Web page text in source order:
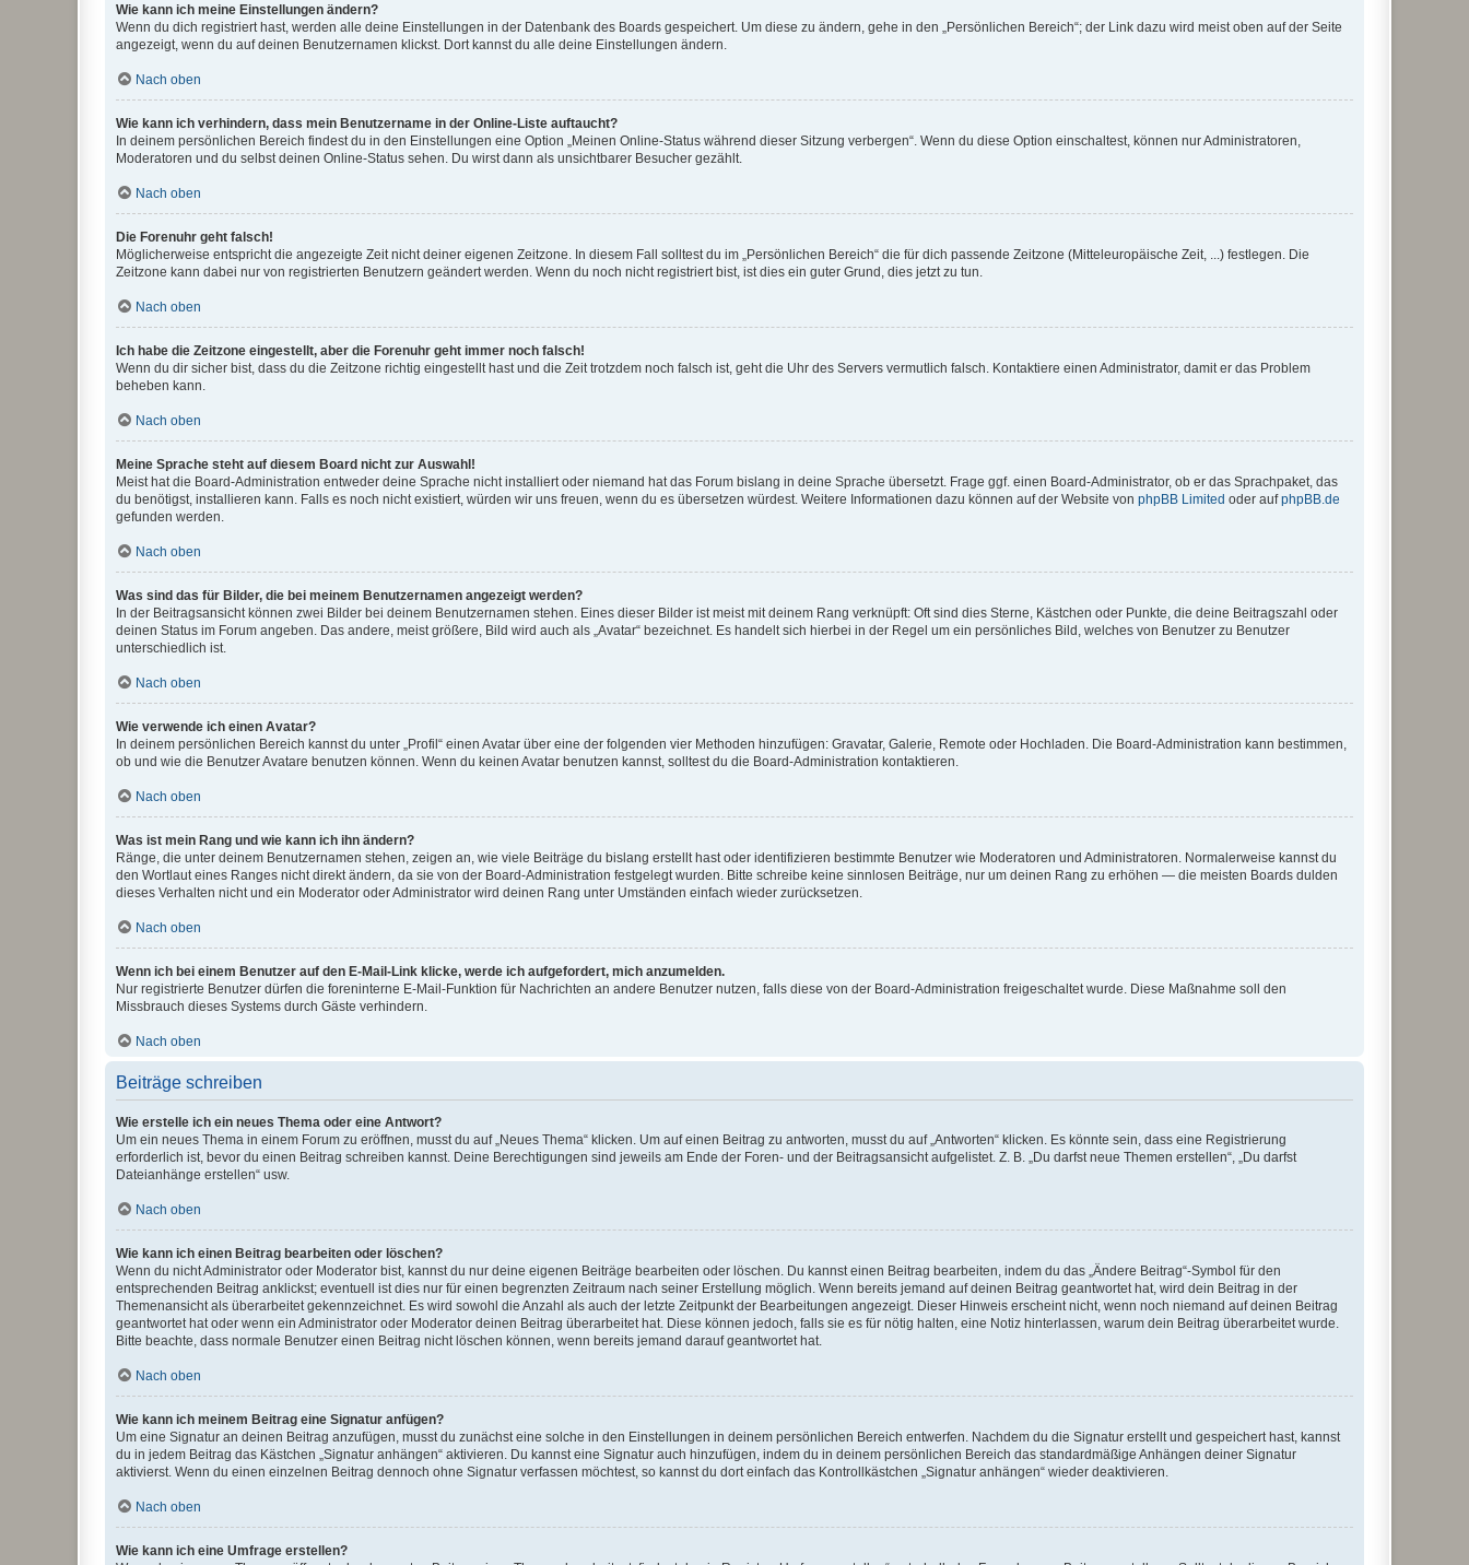
Wie kann ich meine Einstellungen ändern?
Wenn du dich registriert hast, werden alle deine Einstellungen in der Datenbank des Boards gespeichert. Um diese zu ändern, gehe in den „Persönlichen Bereich“; der Link dazu wird meist oben auf der Seite
angezeigt, wenn du auf deinen Benutzernamen klickst. Dort kannst du alle deine Einstellungen ändern.
Nach oben
Wie kann ich verhindern, dass mein Benutzername in der Online-Liste auftaucht?
In deinem persönlichen Bereich findest du in den Einstellungen eine Option „Meinen Online-Status während dieser Sitzung verbergen“. Wenn du diese Option einschaltest, können nur Administratoren,
Moderatoren und du selbst deinen Online-Status sehen. Du wirst dann als unsichtbarer Besucher gezählt.
Nach oben
Die Forenuhr geht falsch!
Möglicherweise entspricht die angezeigte Zeit nicht deiner eigenen Zeitzone. In diesem Fall solltest du im „Persönlichen Bereich“ die für dich passende Zeitzone (Mitteleuropäische Zeit, ...) festlegen. Die
Zeitzone kann dabei nur von registrierten Benutzern geändert werden. Wenn du noch nicht registriert bist, ist dies ein guter Grund, dies jetzt zu tun.
Nach oben
Ich habe die Zeitzone eingestellt, aber die Forenuhr geht immer noch falsch!
Wenn du dir sicher bist, dass du die Zeitzone richtig eingestellt hast und die Zeit trotzdem noch falsch ist, geht die Uhr des Servers vermutlich falsch. Kontaktiere einen Administrator, damit er das Problem
beheben kann.
Nach oben
Meine Sprache steht auf diesem Board nicht zur Auswahl!
Meist hat die Board-Administration entweder deine Sprache nicht installiert oder niemand hat das Forum bislang in deine Sprache übersetzt. Frage ggf. einen Board-Administrator, ob er das Sprachpaket, das
du benötigst, installieren kann. Falls es noch nicht existiert, würden wir uns freuen, wenn du es übersetzen würdest. Weitere Informationen dazu können auf der Website von phpBB Limited oder aufphpBB.de
gefunden werden.
Nach oben
Was sind das für Bilder, die bei meinem Benutzernamen angezeigt werden?
In der Beitragsansicht können zwei Bilder bei deinem Benutzernamen stehen. Eines dieser Bilder ist meist mit deinem Rang verknüpft: Oft sind dies Sterne, Kästchen oder Punkte, die deine Beitragszahl oder
deinen Status im Forum angeben. Das andere, meist größere, Bild wird auch als „Avatar“ bezeichnet. Es handelt sich hierbei in der Regel um ein persönliches Bild, welches von Benutzer zu Benutzer
unterschiedlich ist.
Nach oben
Wie verwende ich einen Avatar?
In deinem persönlichen Bereich kannst du unter „Profil“ einen Avatar über eine der folgenden vier Methoden hinzufügen: Gravatar, Galerie, Remote oder Hochladen. Die Board-Administration kann bestimmen,
ob und wie die Benutzer Avatare benutzen können. Wenn du keinen Avatar benutzen kannst, solltest du die Board-Administration kontaktieren.
Nach oben
Was ist mein Rang und wie kann ich ihn ändern?
Ränge, die unter deinem Benutzernamen stehen, zeigen an, wie viele Beiträge du bislang erstellt hast oder identifizieren bestimmte Benutzer wie Moderatoren und Administratoren. Normalerweise kannst du
den Wortlaut eines Ranges nicht direkt ändern, da sie von der Board-Administration festgelegt wurden. Bitte schreibe keine sinnlosen Beiträge, nur um deinen Rang zu erhöhen — die meisten Boards dulden
dieses Verhalten nicht und ein Moderator oder Administrator wird deinen Rang unter Umständen einfach wieder zurücksetzen.
Nach oben
Wenn ich bei einem Benutzer auf den E-Mail-Link klicke, werde ich aufgefordert, mich anzumelden.
Nur registrierte Benutzer dürfen die foreninterne E-Mail-Funktion für Nachrichten an andere Benutzer nutzen, falls diese von der Board-Administration freigeschaltet wurde. Diese Maßnahme soll den
Missbrauch dieses Systems durch Gäste verhindern.
Nach oben
Beiträge schreiben
Wie erstelle ich ein neues Thema oder eine Antwort?
Um ein neues Thema in einem Forum zu eröffnen, musst du auf „Neues Thema“ klicken. Um auf einen Beitrag zu antworten, musst du auf „Antworten“ klicken. Es könnte sein, dass eine Registrierung
erforderlich ist, bevor du einen Beitrag schreiben kannst. Deine Berechtigungen sind jeweils am Ende der Foren- und der Beitragsansicht aufgelistet. Z. B. „Du darfst neue Themen erstellen“, „Du darfst
Dateianhänge erstellen“ usw.
Nach oben
Wie kann ich einen Beitrag bearbeiten oder löschen?
Wenn du nicht Administrator oder Moderator bist, kannst du nur deine eigenen Beiträge bearbeiten oder löschen. Du kannst einen Beitrag bearbeiten, indem du das „Ändere Beitrag“-Symbol für den
entsprechenden Beitrag anklickst; eventuell ist dies nur für einen begrenzten Zeitraum nach seiner Erstellung möglich. Wenn bereits jemand auf deinen Beitrag geantwortet hat, wird dein Beitrag in der
Themenansicht als überarbeitet gekennzeichnet. Es wird sowohl die Anzahl als auch der letzte Zeitpunkt der Bearbeitungen angezeigt. Dieser Hinweis erscheint nicht, wenn noch niemand auf deinen Beitrag
geantwortet hat oder wenn ein Administrator oder Moderator deinen Beitrag überarbeitet hat. Diese können jedoch, falls sie es für nötig halten, eine Notiz hinterlassen, warum dein Beitrag überarbeitet wurde.
Bitte beachte, dass normale Benutzer einen Beitrag nicht löschen können, wenn bereits jemand darauf geantwortet hat.
Nach oben
Wie kann ich meinem Beitrag eine Signatur anfügen?
Um eine Signatur an deinen Beitrag anzufügen, musst du zunächst eine solche in den Einstellungen in deinem persönlichen Bereich entwerfen. Nachdem du die Signatur erstellt und gespeichert hast, kannst
du in jedem Beitrag das Kästchen „Signatur anhängen“ aktivieren. Du kannst eine Signatur auch hinzufügen, indem du in deinem persönlichen Bereich das standardmäßige Anhängen deiner Signatur
aktivierst. Wenn du einen einzelnen Beitrag dennoch ohne Signatur verfassen möchtest, so kannst du dort einfach das Kontrollkästchen „Signatur anhängen“ wieder deaktivieren.
Nach oben
Wie kann ich eine Umfrage erstellen?